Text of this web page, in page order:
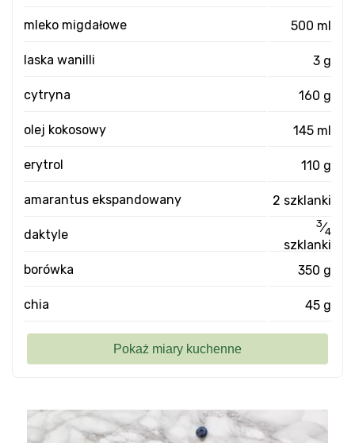
mleko migdałowe 500 ml
laska wanilli 3 g
cytryna 160 g
olej kokosowy 145 ml
erytrol 110 g
amarantus ekspandowany 2 szklanki
daktyle
3⁄4
szklanki
borówka
350 g
chia 45 g